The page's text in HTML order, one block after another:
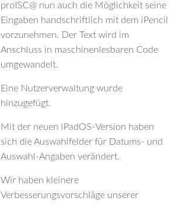
proISC@ nun auch die Möglichkeit seine
Eingaben handschriftlich mit dem iPencil
vorzunehmen. Der Text wird im
Anschluss in maschinenlesbaren Code
umgewandelt.
Eine Nutzerverwaltung wurde
hinzugefügt.
Mit der neuen iPadOS-Version haben
sich die Auswahlfelder für Datums- und
Auswahl-Angaben verändert.
Wir haben kleinere
Verbesserungsvorschläge unserer